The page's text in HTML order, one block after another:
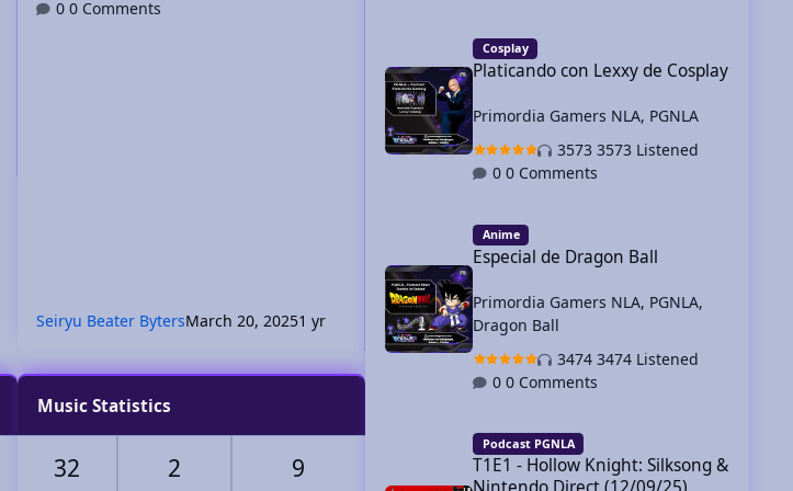
987 images
1 image comment
By 2B DreamsJuly 10Jul 10
0 Comments
Seiryu Beater BytersMarch 20, 20251 yr
0 Comments
SpreeMarch 20, 2025
Music Statistics
32 2 9
Cosplay
Platicando con Lexxy de Cosplay
Primordia Gamers NLA, PGNLA
3573 Listened
0 Comments
Anime
Especial de Dragon Ball
Primordia Gamers NLA, PGNLA,
Dragon Ball
3474 Listened
0 Comments
Podcast PGNLA
T1E1 - Hollow Knight: Silksong &